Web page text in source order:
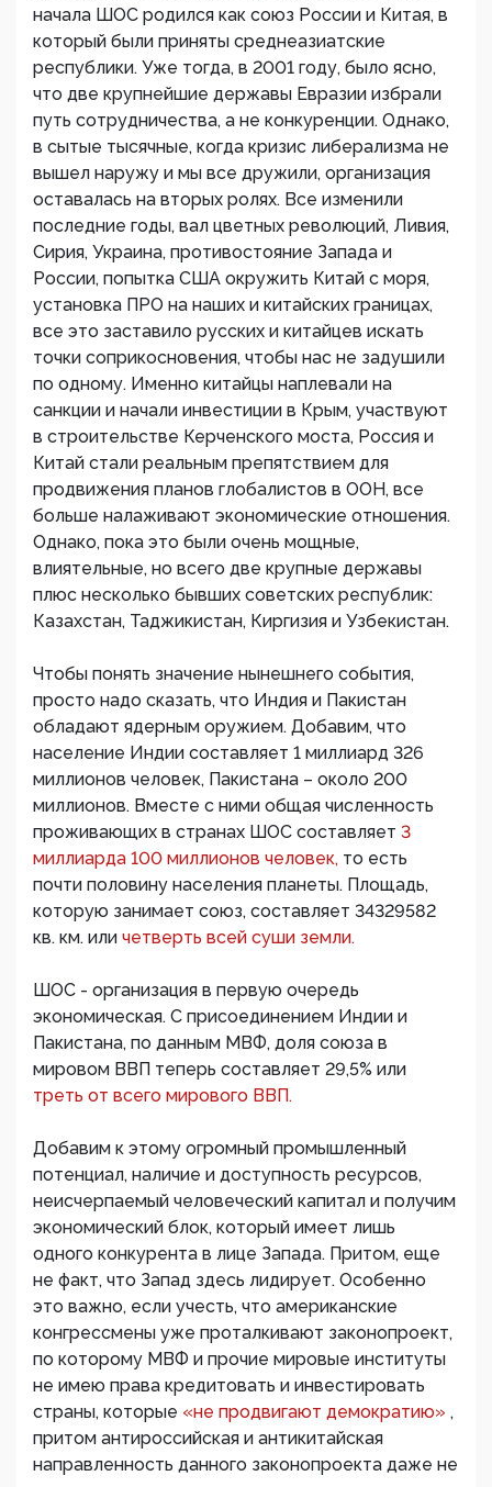
начала ШОС родился как союз России и Китая, в
который были приняты среднеазиатские
республики. Уже тогда, в 2001 году, было ясно,
что две крупнейшие державы Евразии избрали
путь сотрудничества, а не конкуренции. Однако,
в сытые тысячные, когда кризис либерализма не
вышел наружу и мы все дружили, организация
оставалась на вторых ролях. Все изменили
последние годы, вал цветных революций, Ливия,
Сирия, Украина, противостояние Запада и
России, попытка США окружить Китай с моря,
установка ПРО на наших и китайских границах,
все это заставило русских и китайцев искать
точки соприкосновения, чтобы нас не задушили
по одному. Именно китайцы наплевали на
санкции и начали инвестиции в Крым, участвуют
в строительстве Керченского моста, Россия и
Китай стали реальным препятствием для
продвижения планов глобалистов в ООН, все
больше налаживают экономические отношения.
Однако, пока это были очень мощные,
влиятельные, но всего две крупные державы
плюс несколько бывших советских республик:
Казахстан, Таджикистан, Киргизия и Узбекистан.
Чтобы понять значение нынешнего события,
просто надо сказать, что Индия и Пакистан
обладают ядерным оружием. Добавим, что
население Индии составляет 1 миллиард 326
миллионов человек, Пакистана – около 200
миллионов. Вместе с ними общая численность
проживающих в странах ШОС составляет 3
миллиарда 100 миллионов человек, то есть
почти половину населения планеты. Площадь,
которую занимает союз, составляет 34329582
кв. км. или четверть всей суши земли.
ШОС - организация в первую очередь
экономическая. С присоединением Индии и
Пакистана, по данным МВФ, доля союза в
мировом ВВП теперь составляет 29,5% или
треть от всего мирового ВВП.
Добавим к этому огромный промышленный
потенциал, наличие и доступность ресурсов,
неисчерпаемый человеческий капитал и получим
экономический блок, который имеет лишь
одного конкурента в лице Запада. Притом, еще
не факт, что Запад здесь лидирует. Особенно
это важно, если учесть, что американские
конгрессмены уже проталкивают законопроект,
по которому МВФ и прочие мировые институты
не имею права кредитовать и инвестировать
страны, которые «не продвигают демократию» ,
притом антироссийская и антикитайская
направленность данного законопроекта даже не